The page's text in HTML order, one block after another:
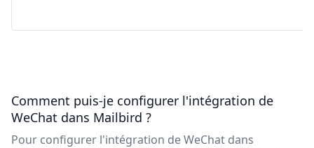
Comment puis-je configurer l'intégration de
WeChat dans Mailbird ?
Pour configurer l'intégration de WeChat dans